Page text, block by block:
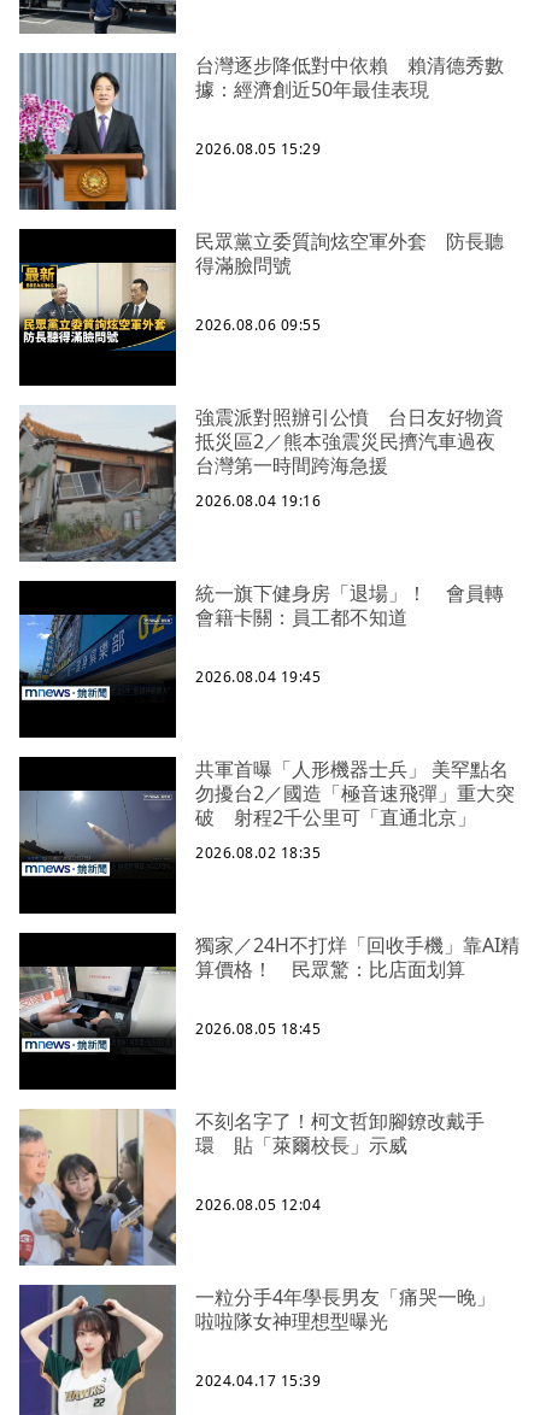
台灣逐步降低對中依賴 賴清德秀數
據：經濟創近50年最佳表現
2026.08.05 15:29
民眾黨立委質詢炫空軍外套 防長聽
得滿臉問號
2026.08.06 09:55
強震派對照辦引公憤 台日友好物資
抵災區2／熊本強震災民擠汽車過夜
台灣第一時間跨海急援
2026.08.04 19:16
統一旗下健身房「退場」！ 會員轉
會籍卡關：員工都不知道
2026.08.04 19:45
共軍首曝「人形機器士兵」 美罕點名
勿擾台2／國造「極音速飛彈」重大突
破 射程2千公里可「直通北京」
2026.08.02 18:35
獨家／24H不打烊「回收手機」靠AI精
算價格！ 民眾驚：比店面划算
2026.08.05 18:45
不刻名字了！柯文哲卸腳鐐改戴手
環 貼「萊爾校長」示威
2026.08.05 12:04
一粒分手4年學長男友「痛哭一晚」
啦啦隊女神理想型曝光
2024.04.17 15:39